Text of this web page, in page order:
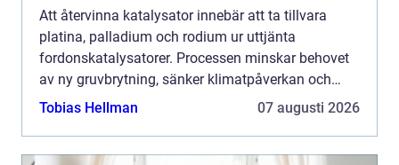
Att återvinna katalysator innebär att ta tillvara
platina, palladium och rodium ur uttjänta
fordonskatalysatorer. Processen minskar behovet
av ny gruvbrytning, sänker klimatpåverkan och
frigör kapital som annars skulle...
Tobias Hellman 07 augusti 2026